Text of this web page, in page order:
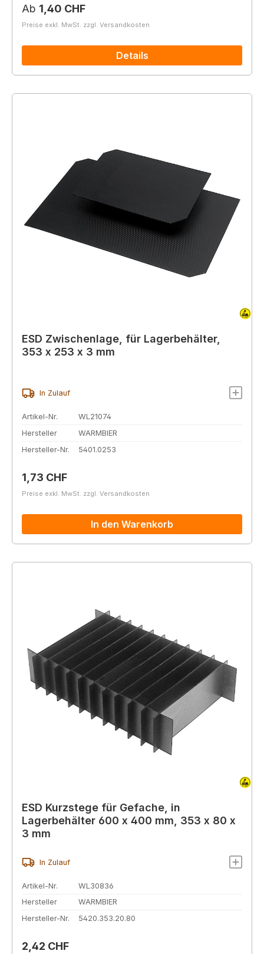
Regulärer Preis:
Ab 1,40 CHF
Preise exkl. MwSt. zzgl. Versandkosten
Details
ESD Zwischenlage, für Lagerbehälter,
353 x 253 x 3 mm
In Zulauf
Artikel-Nr.
WL21074
Hersteller
WARMBIER
Hersteller-Nr.
5401.0253
Regulärer Preis:
1,73 CHF
Preise exkl. MwSt. zzgl. Versandkosten
In den Warenkorb
ESD Kurzstege für Gefache, in
Lagerbehälter 600 x 400 mm, 353 x 80 x
3 mm
In Zulauf
Artikel-Nr.
WL30836
Hersteller
WARMBIER
Hersteller-Nr.
5420.353.20.80
Regulärer Preis:
2,42 CHF